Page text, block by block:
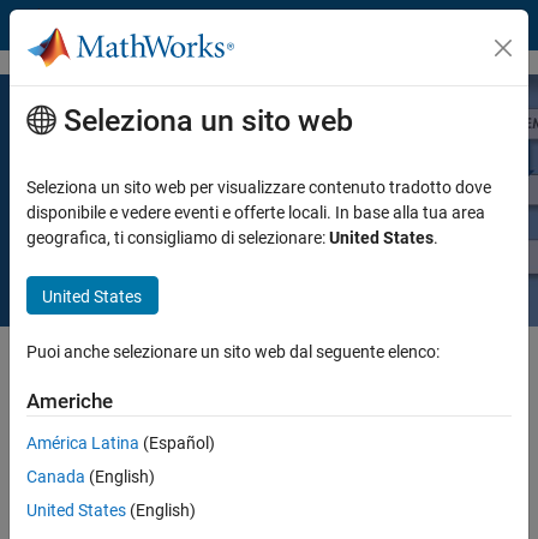
Vai al contenuto
Progettazione Model-based per
sistemi di controllo embedded
Con un approccio Model-Based Design, un modello di sistema viene
progettazione, implementazione e test. È possibile simulare il modello
in qualsiasi fase per ottenere una visione istantanea del
senza rischi, senza ritardi e senza bisogno di hardware costosi.
Seleziona un sito web
Seleziona un sito web per visualizzare contenuto tradotto dove
disponibile e vedere eventi e offerte locali. In base alla tua area
geografica, ti consigliamo di selezionare:United States.
United States
Puoi anche selezionare un sito web dal seguente elenco:
Americhe
América Latina (Español)
Canada (English)
United States (English)